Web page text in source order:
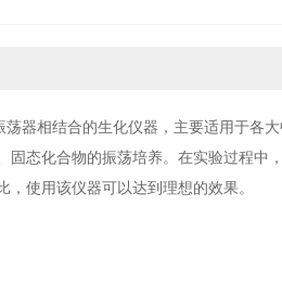
荡器相结合的生化仪器，主要适用于各大
固态化合物的振荡培养。在实验过程中
使用该仪器可以达到理想的效果。